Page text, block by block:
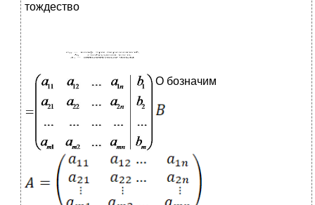
тождество
О бозначим